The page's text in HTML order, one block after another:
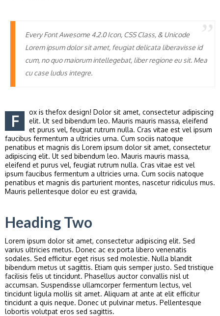
Every Font Awesome 4.2.0 Icon, CSS Class, & Unicode
Lorem ipsum dolor sit amet, feugiat delicata liberavisse id
cum, no quo maiorum intellegebat, liber regione eu sit. Mea
cu case ludus integre.
F
ox is thefox design! Dolor sit amet, consectetur adipiscing
elit. Ut sed bibendum leo. Mauris mauris massa, eleifend
et purus vel, feugiat rutrum nulla. Cras vitae est vel ipsum
faucibus fermentum a ultricies urna. Cum sociis natoque
penatibus et magnis dis Lorem ipsum dolor sit amet, consectetur
adipiscing elit. Ut sed bibendum leo. Mauris mauris massa,
eleifend et purus vel, feugiat rutrum nulla. Cras vitae est vel
ipsum faucibus fermentum a ultricies urna. Cum sociis natoque
penatibus et magnis dis parturient montes, nascetur ridiculus mus.
Mauris pellentesque dolor eu est gravida,
Heading Two
Lorem ipsum dolor sit amet, consectetur adipiscing elit. Sed
varius ultricies metus. Donec ac ex porta libero venenatis
sodales. Sed efficitur eget risus sed molestie. Nulla blandit
bibendum metus ut sagittis. Etiam quis semper justo. Sed tristique
facilisis felis ut tincidunt. Phasellus auctor convallis nisl ut
accumsan. Suspendisse ullamcorper fermentum lectus, vel
tincidunt ligula mollis sit amet. Aliquam at ante at elit efficitur
tincidunt a quis neque. Donec ut pulvinar metus. Pellentesque
lobortis volutpat eros sed sagittis.